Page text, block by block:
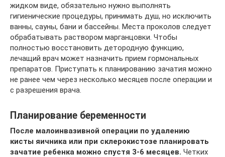
жидком виде, обязательно нужно выполнять
гигиенические процедуры, принимать душ, но исключить
ванны, сауны, бани и бассейны. Места проколов следует
обрабатывать раствором марганцовки. Чтобы
полностью восстановить детородную функцию,
лечащий врач может назначить прием гормональных
препаратов. Приступать к планированию зачатия можно
не ранее чем через несколько месяцев после операции и
с разрешения врача.
Планирование беременности
После малоинвазивной операции по удалению
кисты яичника или при склерокистозе планировать
зачатие ребенка можно спустя 3-6 месяцев. Четких